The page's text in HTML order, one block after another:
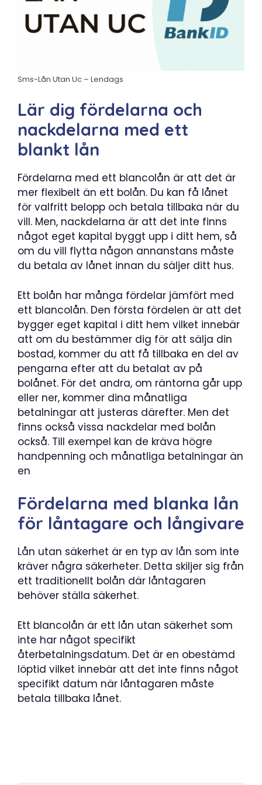
Sms-Lån Utan Uc – Lendags
Lär dig fördelarna och
nackdelarna med ett
blankt lån
Fördelarna med ett blancolån är att det är
mer flexibelt än ett bolån. Du kan få lånet
för valfritt belopp och betala tillbaka när du
vill. Men, nackdelarna är att det inte finns
något eget kapital byggt upp i ditt hem, så
om du vill flytta någon annanstans måste
du betala av lånet innan du säljer ditt hus.
Ett bolån har många fördelar jämfört med
ett blancolån. Den första fördelen är att det
bygger eget kapital i ditt hem vilket innebär
att om du bestämmer dig för att sälja din
bostad, kommer du att få tillbaka en del av
pengarna efter att du betalat av på
bolånet. För det andra, om räntorna går upp
eller ner, kommer dina månatliga
betalningar att justeras därefter. Men det
finns också vissa nackdelar med bolån
också. Till exempel kan de kräva högre
handpenning och månatliga betalningar än
en
Fördelarna med blanka lån
för låntagare och långivare
Lån utan säkerhet är en typ av lån som inte
kräver några säkerheter. Detta skiljer sig från
ett traditionellt bolån där låntagaren
behöver ställa säkerhet.
Ett blancolån är ett lån utan säkerhet som
inte har något specifikt
återbetalningsdatum. Det är en obestämd
löptid vilket innebär att det inte finns något
specifikt datum när låntagaren måste
betala tillbaka lånet.